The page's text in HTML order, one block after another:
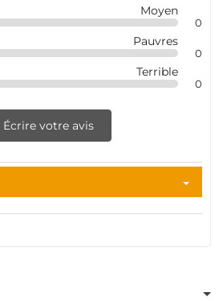
Moyen
0
Pauvres
0
Terrible
0
Écrire votre avis